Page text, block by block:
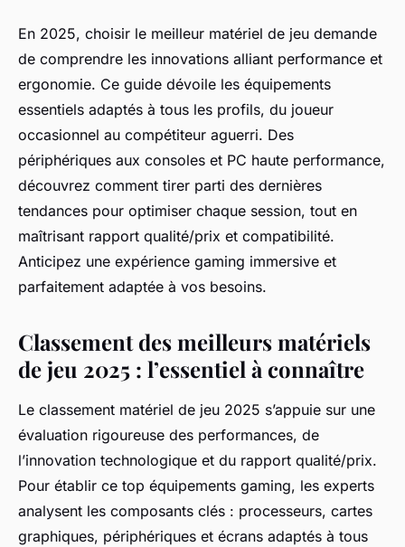
Meilleur matériel de jeu 2025 :
top essentiels à posséder
Lila•22 octobre 2025• 8 min de lecture
En 2025, choisir le meilleur matériel de jeu demande
de comprendre les innovations alliant performance et
ergonomie. Ce guide dévoile les équipements
essentiels adaptés à tous les profils, du joueur
occasionnel au compétiteur aguerri. Des
périphériques aux consoles et PC haute performance,
découvrez comment tirer parti des dernières
tendances pour optimiser chaque session, tout en
maîtrisant rapport qualité/prix et compatibilité.
Anticipez une expérience gaming immersive et
parfaitement adaptée à vos besoins.
Classement des meilleurs matériels
de jeu 2025 : l’essentiel à connaître
Le classement matériel de jeu 2025 s’appuie sur une
évaluation rigoureuse des performances, de
l’innovation technologique et du rapport qualité/prix.
Pour établir ce top équipements gaming, les experts
analysent les composants clés : processeurs, cartes
graphiques, périphériques et écrans adaptés à tous